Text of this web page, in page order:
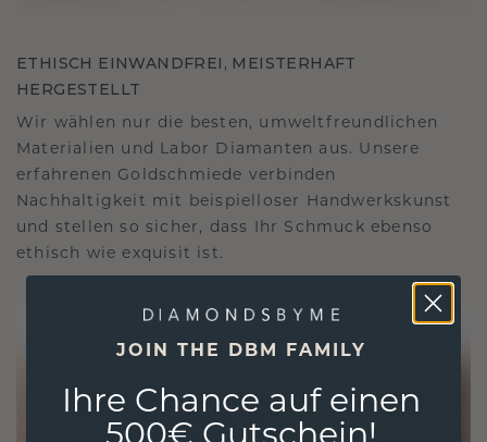
ETHISCH EINWANDFREI, MEISTERHAFT
HERGESTELLT
Wir wählen nur die besten, umweltfreundlichen
Materialien und Labor Diamanten aus. Unsere
erfahrenen Goldschmiede verbinden
Nachhaltigkeit mit beispielloser Handwerkskunst
und stellen so sicher, dass Ihr Schmuck ebenso
ethisch wie exquisit ist.
JOIN THE DBM FAMILY
Ihre Chance auf einen